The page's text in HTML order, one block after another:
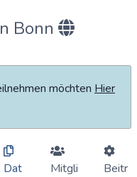
Bonn
möchten Hier
Dat
Mitgli
Beitr